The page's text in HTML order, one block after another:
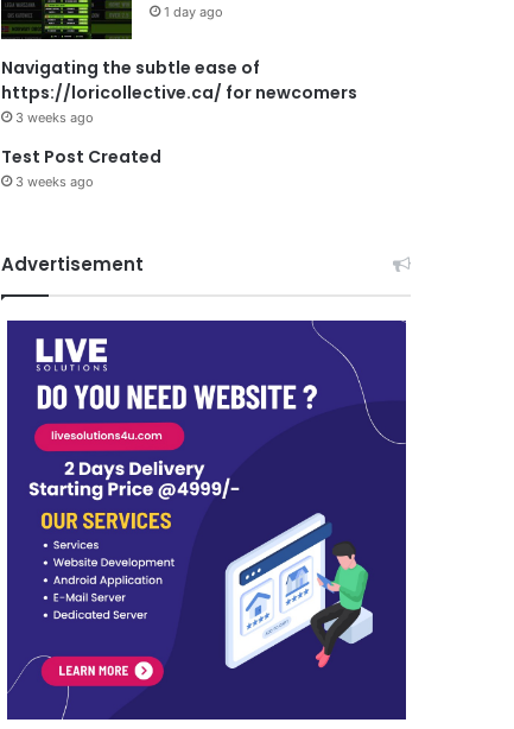
1 day ago
Navigating the subtle ease of
https://loricollective.ca/ for newcomers
3 weeks ago
Test Post Created
3 weeks ago
Advertisement